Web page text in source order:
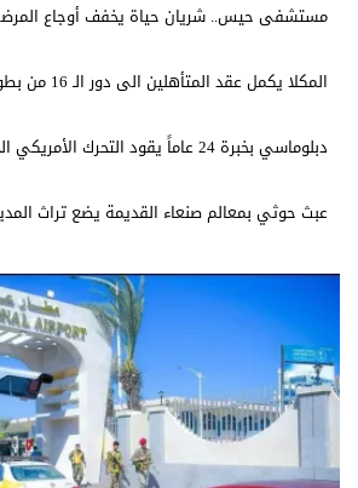
مستشفى حيس.. شريان حياة يخفف أوجاع
المكلا يكمل عقد المتأهلين الى دور الـ 16 من بطولة كأس الجمهورية
دبلوماسي بخبرة 24 عاماً يقود التحرك الأمريكي الجديد في اليمن
عبث حوثي بمعالم صنعاء القديمة يضع تراث